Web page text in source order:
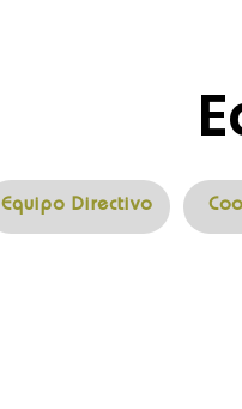
Equipo Directivo